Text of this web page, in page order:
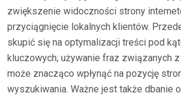
zwiększenie widoczności strony
przyciągnięcie lokalnych klientów.
skupić się na optymalizacji treści pod
kluczowych; używanie fraz związanych
może znacząco wpłynąć na pozycję
wyszukiwania. Ważne jest także dbanie